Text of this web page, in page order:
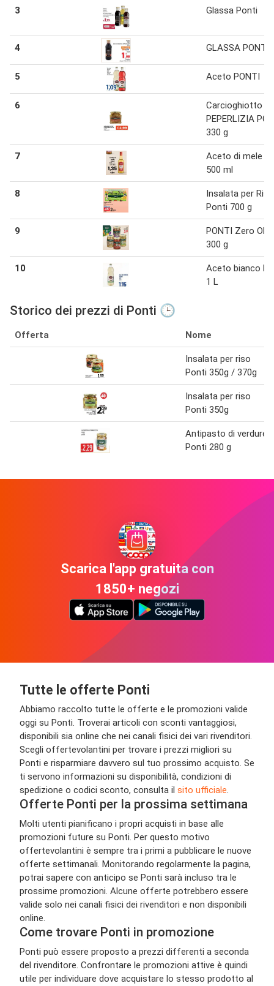
3 Glassa Ponti
4 GLASSA PONTI
5 Aceto PONTI
6
Carcioghiotto
PEPERLIZIA
330 g
7
Aceto di mele
500 ml
8
Insalata per Riso
Ponti 700 g
9
PONTI Zero Olio
300 g
10
Aceto bianco
1 L
Storico dei prezzi di Ponti 🕒
Offerta Nome
Insalata per riso
Ponti 350g / 370g
Insalata per riso
Ponti 350g
Antipasto di verdure
Ponti 280 g
Scarica l'app gratuita con
1850+ negozi
Tutte le offerte Ponti
Abbiamo raccolto tutte le offerte e le promozioni valide
oggi su Ponti. Troverai articoli con sconti vantaggiosi,
disponibili sia online che nei canali fisici dei vari rivenditori.
Scegli offertevolantini per trovare i prezzi migliori su
Ponti e risparmiare davvero sul tuo prossimo acquisto. Se
ti servono informazioni su disponibilità, condizioni di
spedizione o codici sconto, consulta il sito ufficiale.
Offerte Ponti per la prossima settimana
Molti utenti pianificano i propri acquisti in base alle
promozioni future su Ponti. Per questo motivo
offertevolantini è sempre tra i primi a pubblicare le nuove
offerte settimanali. Monitorando regolarmente la pagina,
potrai sapere con anticipo se Ponti sarà incluso tra le
prossime promozioni. Alcune offerte potrebbero essere
valide solo nei canali fisici dei rivenditori e non disponibili
online.
Come trovare Ponti in promozione
Ponti può essere proposto a prezzi differenti a seconda
del rivenditore. Confrontare le promozioni attive è quindi
utile per individuare dove acquistare lo stesso prodotto al